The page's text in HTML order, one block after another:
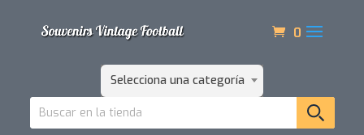
0
Selecciona una categoría